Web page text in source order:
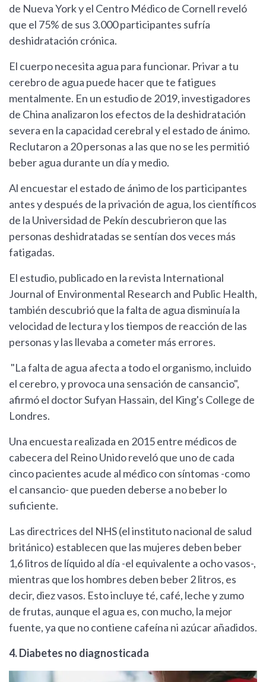
de Nueva York y el Centro Médico de Cornell reveló
que el 75% de sus 3.000 participantes sufría
deshidratación crónica.
El cuerpo necesita agua para funcionar. Privar a tu
cerebro de agua puede hacer que te fatigues
mentalmente. En un estudio de 2019, investigadores
de China analizaron los efectos de la deshidratación
severa en la capacidad cerebral y el estado de ánimo.
Reclutaron a 20 personas a las que no se les permitió
beber agua durante un día y medio.
Al encuestar el estado de ánimo de los participantes
antes y después de la privación de agua, los científicos
de la Universidad de Pekín descubrieron que las
personas deshidratadas se sentían dos veces más
fatigadas.
El estudio, publicado en la revista International
Journal of Environmental Research and Public Health,
también descubrió que la falta de agua disminuía la
velocidad de lectura y los tiempos de reacción de las
personas y las llevaba a cometer más errores.
"La falta de agua afecta a todo el organismo, incluido
el cerebro, y provoca una sensación de cansancio",
afirmó el doctor Sufyan Hassain, del King's College de
Londres.
Una encuesta realizada en 2015 entre médicos de
cabecera del Reino Unido reveló que uno de cada
cinco pacientes acude al médico con síntomas -como
el cansancio- que pueden deberse a no beber lo
suficiente.
Las directrices del NHS (el instituto nacional de salud
británico) establecen que las mujeres deben beber
1,6 litros de líquido al día -el equivalente a ocho vasos-,
mientras que los hombres deben beber 2 litros, es
decir, diez vasos. Esto incluye té, café, leche y zumo
de frutas, aunque el agua es, con mucho, la mejor
fuente, ya que no contiene cafeína ni azúcar añadidos.
4. Diabetes no diagnosticada